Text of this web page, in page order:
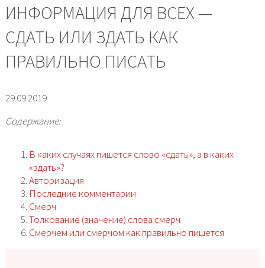
ИНФОРМАЦИЯ ДЛЯ ВСЕХ —
СДАТЬ ИЛИ ЗДАТЬ КАК
ПРАВИЛЬНО ПИСАТЬ
29.09.2019
Содержание:
В каких случаях пишется слово «сдать», а в каких
«здать»?
Авторизация
Последние комментарии
Смерч
Толкование (значение) слова смерч
Смерчем или смерчом как правильно пишется